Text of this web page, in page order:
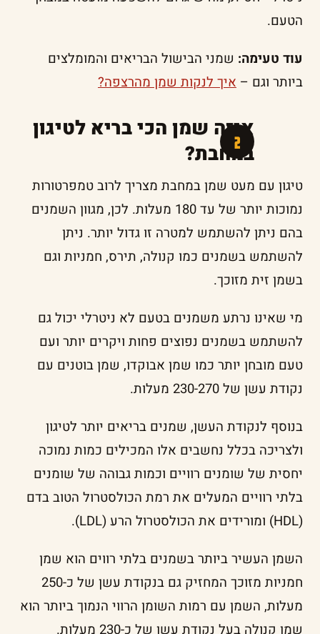
הטעם.
עוד טעימה: שמני הבישול הבריאים והמומלצים
ביותר וגם – איך לנקות שמן מהרצפה?
איזה שמן הכי בריא לטיגון
במחבת?
טיגון עם מעט שמן במחבת מצריך לרוב טמפרטורות
נמוכות יותר של עד 180 מעלות. לכן, מגוון השמנים
בהם ניתן להשתמש למטרה זו גדול יותר. ניתן
להשתמש בשמנים כמו קנולה, תירס, חמניות וגם
בשמן זית מזוכך.
מי שאינו נרתע משמנים בטעם לא ניטרלי יכול גם
להשתמש בשמנים נפוצים פחות ויקרים יותר ועם
טעם מובחן יותר כמו שמן אבוקדו, שמן בוטנים עם
נקודת עשן של 230-270 מעלות.
בנוסף לנקודת העשן, שמנים בריאים יותר לטיגון
ולצריכה בכלל נחשבים אלו המכילים כמות נמוכה
יחסית של שומנים רוויים וכמות גבוהה של שומנים
בלתי רוויים המעלים את רמת הכולסטרול הטוב בדם
(HDL) ומורידים את הכולסטרול הרע (LDL).
השמן העשיר ביותר בשמנים בלתי רווים הוא שמן
חמניות מזוכך המחזיק גם בנקודת עשן של כ-250
מעלות, השמן עם רמות השומן הרווי הנמוך ביותר הוא
שמן קנולה בעל נקודת עשן של כ-230 מעלות.